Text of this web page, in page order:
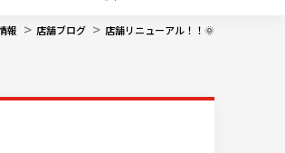
報 > 店舗ブログ > 店舗リニューアル！！🌞